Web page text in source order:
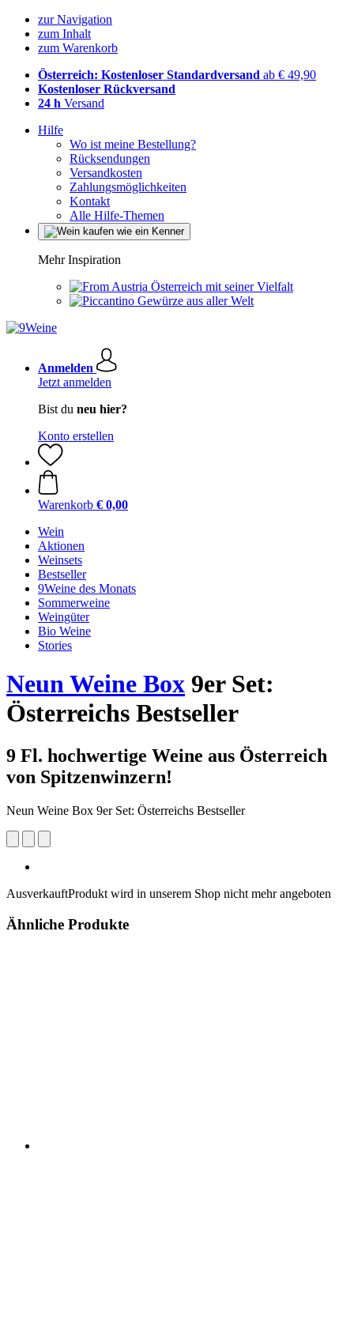
zur Navigation
zum Inhalt
zum Warenkorb
Österreich: Kostenloser Standardversand ab € 49,90
Kostenloser Rückversand
24 h Versand
Hilfe
Wo ist meine Bestellung?
Rücksendungen
Versandkosten
Zahlungsmöglichkeiten
Kontakt
Alle Hilfe-Themen
Mehr Inspiration
Österreich mit seiner Vielfalt
Gewürze aus aller Welt
Anmelden
Jetzt anmelden
Bist du neu hier?
Konto erstellen
Warenkorb € 0,00
Wein
Aktionen
Weinsets
Bestseller
9Weine des Monats
Sommerweine
Weingüter
Bio Weine
Stories
Neun Weine Box 9er Set:
Österreichs Bestseller
9 Fl. hochwertige Weine aus Österreich
von Spitzenwinzern!
Neun Weine Box 9er Set: Österreichs Bestseller
AusverkauftProdukt wird in unserem Shop nicht mehr angeboten
Ähnliche Produkte